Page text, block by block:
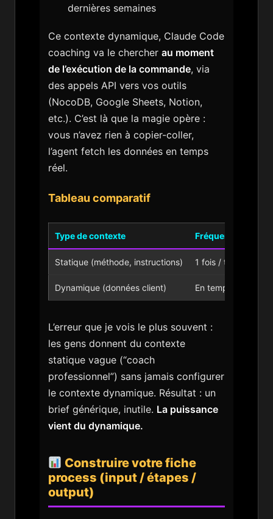
dernières semaines
Ce contexte dynamique, Claude Code
coaching va le chercher au moment
de l’exécution de la commande, via
des appels API vers vos outils
(NocoDB, Google Sheets, Notion,
etc.). C’est là que la magie opère :
vous n’avez rien à copier-coller,
l’agent fetch les données en temps
réel.
Tableau comparatif
Type de contexte Fréquence de
Statique (méthode, instructions) 1 fois / trimestre
Dynamique (données client) En temps réel
L’erreur que je vois le plus souvent :
les gens donnent du contexte
statique vague (“coach
professionnel”) sans jamais configurer
le contexte dynamique. Résultat : un
brief générique, inutile. La puissance
vient du dynamique.
Construire votre fiche
process (input / étapes /
output)